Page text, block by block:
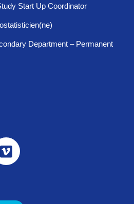
Start Up Coordinator
Department – Permanent